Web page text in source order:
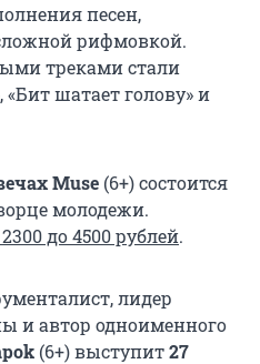
песен,
рифмовкой.
треками стали
«Бит шатает голову» и
Muse (6+) состоится
молодежи.
до 4500 рублей.
лидер
и автор одноименного
(6+)выступит27